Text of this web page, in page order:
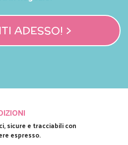
ADESSO! >
sicure e tracciabili con
espresso.